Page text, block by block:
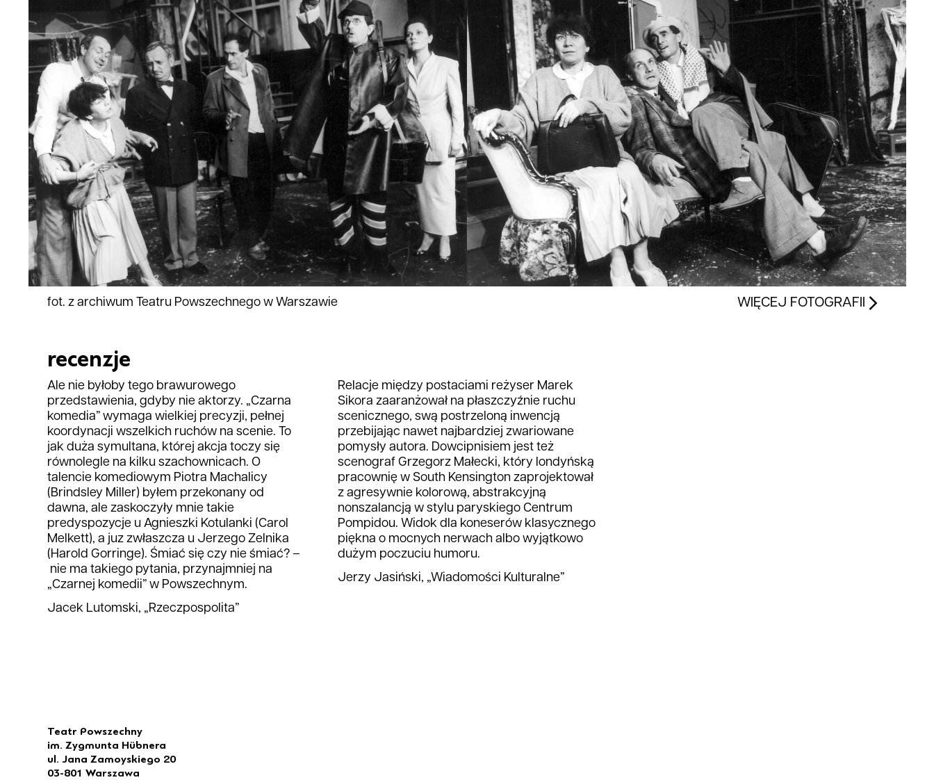
fot. z archiwum Teatru Powszechnego w Warszawie WIĘCEJ FOTOGRAFII
recenzje
Ale nie byłoby tego brawurowego
przedstawienia, gdyby nie aktorzy. „Czarna
komedia” wymaga wielkiej precyzji, pełnej
koordynacji wszelkich ruchów na scenie. To
jak duża symultana, której akcja toczy się
równolegle na kilku szachownicach. O
talencie komediowym Piotra Machalicy
(Brindsley Miller) byłem przekonany od
dawna, ale zaskoczyły mnie takie
predyspozycje u Agnieszki Kotulanki (Carol
Melkett), a juz zwłaszcza u Jerzego Zelnika
(Harold Gorringe). Śmiać się czy nie śmiać? –
nie ma takiego pytania, przynajmniej na
„Czarnej komedii” w Powszechnym.
Jacek Lutomski, „Rzeczpospolita”
Relacje między postaciami reżyser Marek
Sikora zaaranżował na płaszczyźnie ruchu
scenicznego, swą postrzeloną inwencją
przebijając nawet najbardziej zwariowane
pomysły autora. Dowcipnisiem jest też
scenograf Grzegorz Małecki, który londyńską
pracownię w South Kensington zaprojektował
z agresywnie kolorową, abstrakcyjną
nonszalancją w stylu paryskiego Centrum
Pompidou. Widok dla koneserów klasycznego
piękna o mocnych nerwach albo wyjątkowo
dużym poczuciu humoru.
Jerzy Jasiński, „Wiadomości Kulturalne”
Teatr Powszechny
im. Zygmunta Hübnera
ul. Jana Zamoyskiego 20
03-801 Warszawa